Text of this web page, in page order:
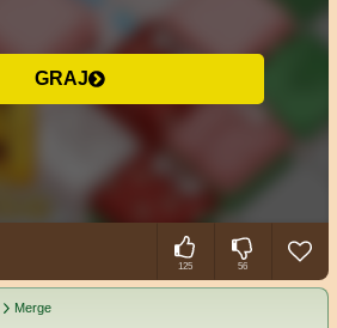
GRAJ
125 56
Merge